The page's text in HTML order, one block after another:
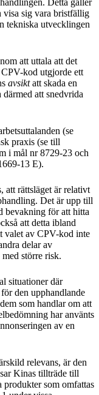
visa sig vara bristfällig
tekniska utvecklingen
att uttala att det
kod utgjorde ett
avsiktatt skada en
att snedvrida
(se
praxis (se till
i mål nr 8729-23 och
13 E).
att rättsläget är relativt
Det är upp till
bevakning för att hitta
att detta ibland
valet av CPV-kod inte
delar av
större risk.
situationer där
den upphandlande
som handlar om att
har använts
av en
relevans, är den
Kinas tillträde till
som omfattas